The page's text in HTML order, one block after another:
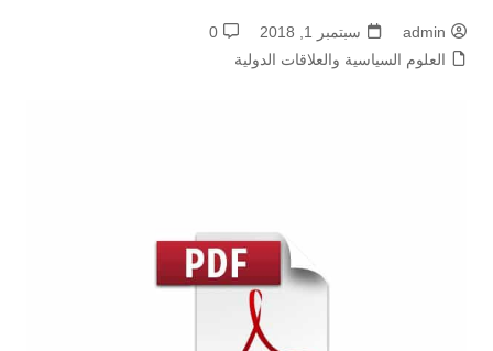
admin سبتمبر 1, 2018
0
العلوم السياسية والعلاقات الدولية